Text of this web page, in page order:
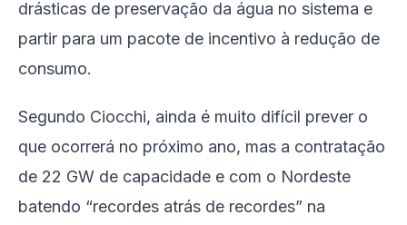
drásticas de preservação da água no sistema e
partir para um pacote de incentivo à redução de
consumo.
Segundo Ciocchi, ainda é muito difícil prever o
que ocorrerá no próximo ano, mas a contratação
de 22 GW de capacidade e com o Nordeste
batendo “recordes atrás de recordes” na